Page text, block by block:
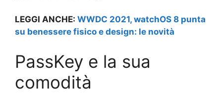
LEGGI ANCHE: WWDC 2021, watchOS 8 punta
su benessere fisico e design: le novità
PassKey e la sua
comodità